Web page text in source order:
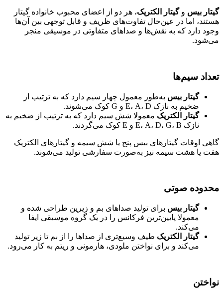
گیتار بیس وگیتار الکتریک، هر دو از اعضای محبوب خانواده گیتار
هستند، اما در عین‌حال تفاوت‌های ظریف و قابل توجهی بین آن‌ها
وجود دارد که به نقش‌ها و صداهای متفاوتی در موسیقی منجر
می‌شود.
تعداد سیم‌ها
گیتار بیس به‌طور معمول چهار سیم دارد که به ترتیب از
ضخیم به نازک E، A، D و G کوک می‌شوند.
گیتار الکتریک معمولا شش سیم دارد که به ترتیب از ضخیم به
نازک E، A، D، G، B و E کوک می‌گردند.
گاهی اوقات گیتارهای بیس پنج یا شش سیمه و گیتارهای الکتریک
هفت یا هشت سیمه نیز به‌صورت سفارشی تولید می‌شوند.
محدوده صوتی
گیتار بیس برای تولید صداهای بم و زیرین طراحی شده و
معمولا پایین‌ترین فرکانس را در یک گروه موسیقی ایفا
می‌کند.
گیتار الکتریک طیف وسیع‌تری از صداها را از بم تا زیر تولید
می‌کند و برای نواختن ملودی، هارمونی و ریتم به کار می‌رود.
نواختن